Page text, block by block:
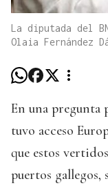
La diputada del
Olaia Fernández
En una pregunta
tuvo acceso
que estos
puertos gallegos,